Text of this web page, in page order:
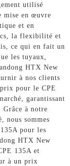
utilisé
mise en œuvre
et en
la flexibilité et
ce qui en fait un
les tuyaux,
HTX New
à nos clients
pour le CPE
garantissant
à notre
nous sommes
pour les
HTX New
135A et
à un prix